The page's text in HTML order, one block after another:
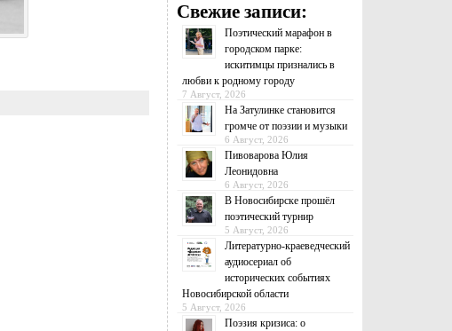
Свежие записи:
Поэтический марафон в
городском парке:
искитимцы признались в
любви к родному городу
7 Август, 2026
На Затулинке становится
громче от поэзии и музыки
6 Август, 2026
Пивоварова Юлия
Леонидовна
6 Август, 2026
В Новосибирске прошёл
поэтический турнир
5 Август, 2026
Литературно-краеведческий
аудиосериал об
исторических событиях
Новосибирской области
5 Август, 2026
Поэзия кризиса: о